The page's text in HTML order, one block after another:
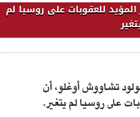
للعقوبات على روسيا لم
تشاووش أوغلو، أن
على روسيا لم يتغير.